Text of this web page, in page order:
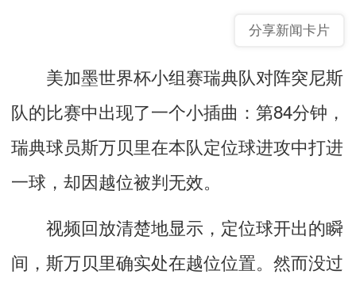
分享新闻卡片
美加墨世界杯小组赛瑞典队对阵突尼斯
队的比赛中出现了一个小插曲：第84分钟，
瑞典球员斯万贝里在本队定位球进攻中打进
一球，却因越位被判无效。
视频回放清楚地显示，定位球开出的瞬
间，斯万贝里确实处在越位位置。然而没过